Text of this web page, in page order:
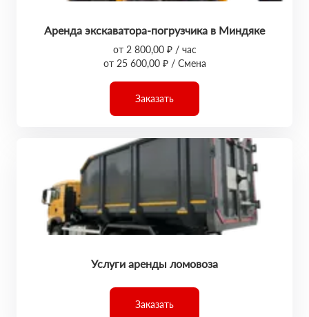
Аренда экскаватора-погрузчика в Миндяке
от 2 800,00 ₽ / час
от 25 600,00 ₽ / Смена
Заказать
Услуги аренды ломовоза
Заказать